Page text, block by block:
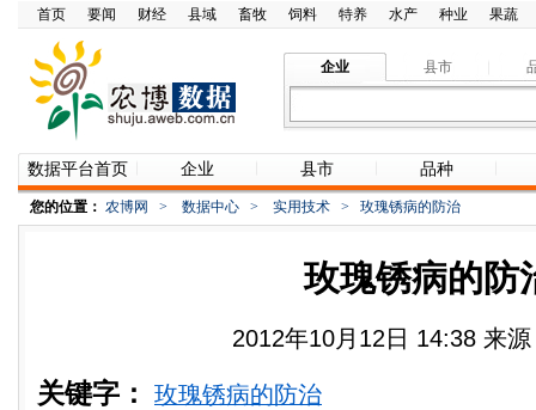
首页 要闻 财经 县域 畜牧 饲料 特养 水产 种业 果蔬
企业 县市
数据平台首页 企业 县市 品种
您的位置： 农博网 > 数据中心 > 实用技术 > 玫瑰锈病的防治
玫瑰锈病的防
2012年10月12日 14:38 来
关键字： 玫瑰锈病的防治